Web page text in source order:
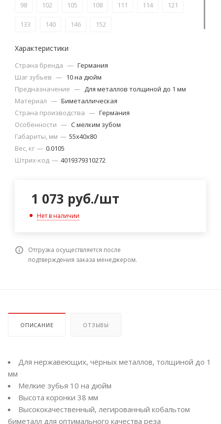
98 102 105 108 111 114 121
133 140 146 152
Характеристики
Страна бренда — Германия
Шаг зубьев — 10 на дюйм
Предназначение — Для металлов толщиной до 1 мм
Материал — Биметаллическая
Страна производства — Германия
Особенности — С мелким зубом
Габариты, мм — 55х40х80
Вес, кг — 0.0105
Штрих-код — 4019379310272
1 073 руб./шт
Нет в наличии
Отгрузка осуществляется после
подтверждения заказа менеджером.
ОПИСАНИЕ ОТЗЫВЫ
Для нержавеющих, чёрных металлов, толщиной до 1
мм
Мелкие зубья 10 на дюйм
Высота коронки 38 мм
Высококачественный, легированный кобальтом
биметалл для оптимального качества реза